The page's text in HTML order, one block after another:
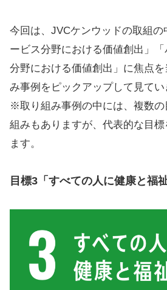
今回は、JVCケンウッドの取組
ービス分野における価値創出」
分野における価値創出」に焦点
み事例をピックアップして見てい
※取り組み事例の中には、複数の
組みもありますが、代表的な目
ます。
目標3「すべての人に健康と福